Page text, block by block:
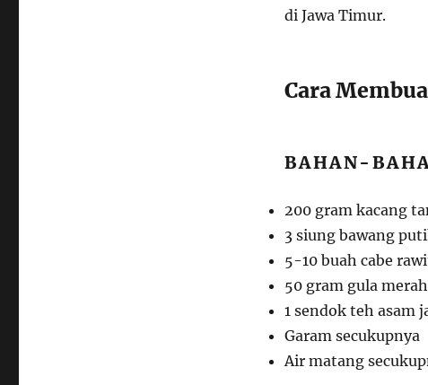
di Jawa Timur.
Cara
BAHAN-
200 gram kacang
3 siung bawang
5-10 buah cabe
50 gram gula merah
1 sendok teh asam
Garam secukupnya
Air matang